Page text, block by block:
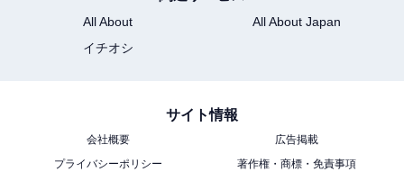
All About
All About Japan
イチオシ
サイト情報
会社概要
広告掲載
プライバシーポリシー
著作権・商標・免責事項